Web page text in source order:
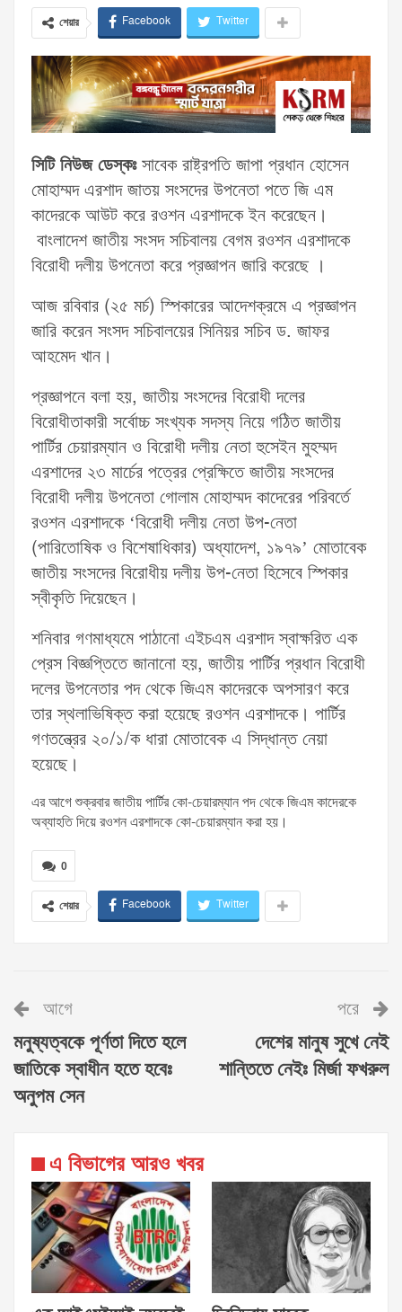
শেয়ার Facebook Twitter
সিটি নিউজ ডেস্কঃসাবেক রাষ্ট্রপতি জাপা প্রধান হোসেন
মোহাম্মদ এরশাদ জাতয় সংসদের উপনেতা পতে জি এম
কাদেরকে আউট করে রওশন এরশাদকে ইন করেছেন।
বাংলাদেশ জাতীয় সংসদ সচিবালয় বেগম রওশন এরশাদকে
বিরোধী দলীয় উপনেতা করে প্রজ্ঞাপন জারি করেছে ।
আজ রবিবার (২৫ মর্চ) স্পিকারের আদেশক্রমে এ প্রজ্ঞাপন
জারি করেন সংসদ সচিবালয়ের সিনিয়র সচিব ড. জাফর
আহমেদ খান।
প্রজ্ঞাপনে বলা হয়, জাতীয় সংসদের বিরোধী দলের
বিরোধীতাকারী সর্বোচ্চ সংখ্যক সদস্য নিয়ে গঠিত জাতীয়
পার্টির চেয়ারম্যান ও বিরোধী দলীয় নেতা হুসেইন মুহম্মদ
এরশাদের ২৩ মার্চের পত্রের প্রেক্ষিতে জাতীয় সংসদের
বিরোধী দলীয় উপনেতা গোলাম মোহাম্মদ কাদেরের পরিবর্তে
রওশন এরশাদকে ‘বিরোধী দলীয় নেতা উপ-নেতা
(পারিতোষিক ও বিশেষাধিকার) অধ্যাদেশ, ১৯৭৯’ মোতাবেক
জাতীয় সংসদের বিরোধীয় দলীয় উপ-নেতা হিসেবে স্পিকার
স্বীকৃতি দিয়েছেন।
শনিবার গণমাধ্যমে পাঠানো এইচএম এরশাদ স্বাক্ষরিত এক
প্রেস বিজ্ঞপ্তিতে জানানো হয়, জাতীয় পার্টির প্রধান বিরোধী
দলের উপনেতার পদ থেকে জিএম কাদেরকে অপসারণ করে
তার স্থলাভিষিক্ত করা হয়েছে রওশন এরশাদকে। পার্টির
গণতন্ত্রের ২০/১/ক ধারা মোতাবেক এ সিদ্ধান্ত নেয়া
হয়েছে।
এর আগে শুক্রবার জাতীয় পার্টির কো-চেয়ারম্যান পদ থেকে জিএম কাদেরকে
অব্যাহতি দিয়ে রওশন এরশাদকে কো-চেয়ারম্যান করা হয়।
0
শেয়ার Facebook Twitter
আগে
মনুষ্যত্বকে পূর্ণতা দিতে হলে
জাতিকে স্বাধীন হতে হবেঃ
অনুপম সেন
পরে
দেশের মানুষ সুখে নেই
শান্তিতে নেইঃ মির্জা ফখরুল
এ বিভাগের আরও খবর